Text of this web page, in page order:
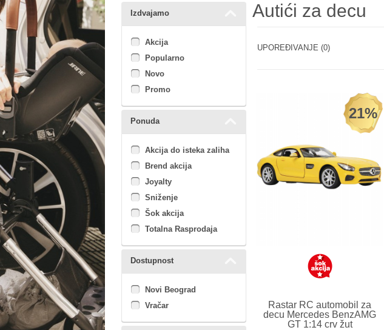
Izdvajamo
Akcija
Popularno
Novo
Promo
Ponuda
Akcija do isteka zaliha
Brend akcija
Joyalty
Sniženje
Šok akcija
Totalna Rasprodaja
Dostupnost
Novi Beograd
Vračar
Autići za decu
UPOREĐIVANJE (0)
21%
Rastar RC automobil za
decu Mercedes BenzAMG
GT 1:14 crv žut